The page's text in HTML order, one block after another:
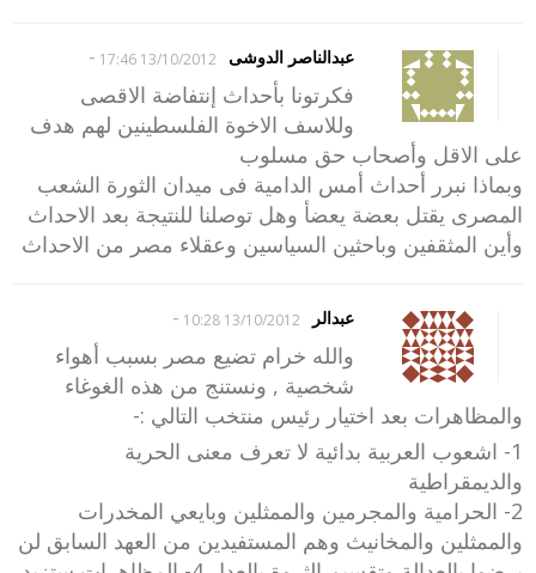
عبدالناصر الدوشى 13/10/2012 17:46
-
فكرتونا بأحداث إنتفاضة الاقصى
وللاسف الاخوة الفلسطينين لهم هدف
على الاقل وأصحاب حق مسلوب
وبماذا نبرر أحداث أمس الدامية فى ميدان الثورة الشعب
المصرى يقتل بعضة يعضأ وهل توصلنا للنتيجة بعد الاحداث
وأين المثقفين وباحثين السياسين وعقلاء مصر من الاحداث
عبدالر 13/10/2012 10:28
-
والله خرام تضيع مصر بسبب أهواء
شخصية , ونستنج من هذه الغوغاء
والمظاهرات بعد اختيار رئيس منتخب التالي :-
1- اشعوب العربية بدائية لا تعرف معنى الحرية
والديمقراطية
2- الحرامية والمجرمين والممثلين وبايعي المخدرات
والممثلين والمخانيث وهم المستفيدين من العهد السابق لن